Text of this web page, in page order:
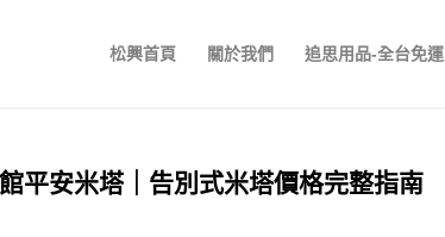
松興首頁 關於我們 追思用品-全台免運
平安米塔｜告別式米塔價格完整指南